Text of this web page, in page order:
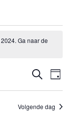
Ga naar de
Zoeken
en
Zoeken
Dag
Volgende dag